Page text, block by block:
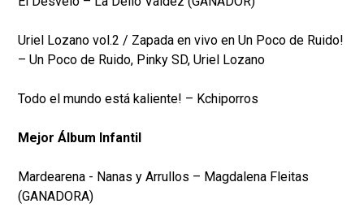
Uriel Lozano vol.2 / Zapada en vivo en Un Poco de Ruido!
– Un Poco de Ruido, Pinky SD, Uriel Lozano
Todo el mundo está kaliente! – Kchiporros
Mejor Álbum Infantil
Mardearena - Nanas y Arrullos – Magdalena Fleitas
(GANADORA)